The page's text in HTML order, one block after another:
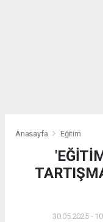
Anasayfa Eğitim
30.05.2025 -